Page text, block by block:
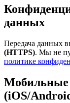
данных
Передача данных
(HTTPS). Мы не
политике
Мобильные
(iOS/